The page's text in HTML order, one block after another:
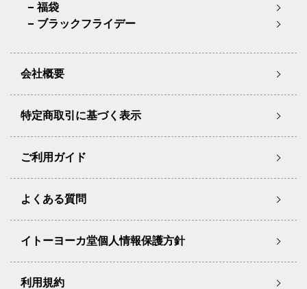
福袋
ブラックフライデー
会社概要
特定商取引に基づく表示
ご利用ガイド
よくある質問
イトーヨーカ堂個人情報保護方針
利用規約